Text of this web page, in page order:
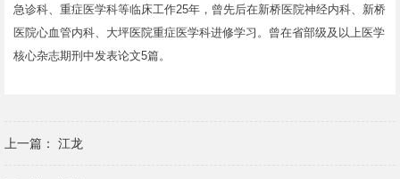
急诊科、重症医学科等临床工作25年，曾先后在新桥医院神经内科、新桥
医院心血管内科、大坪医院重症医学科进修学习。曾在省部级及以上医学
核心杂志期刑中发表论文5篇。
上一篇： 江龙